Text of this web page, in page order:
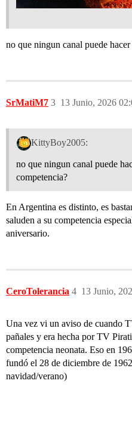
no que ningun canal puede
SrMatiM7 13 Junio, 2026
3
KittyBoy2005:
no que ningun canal puede
competencia?
En Argentina es distinto, es
saluden a su competencia
aniversario.
CeroTolerancia 13 Junio,
4
Una vez vi un aviso de cuando
pañales y era hecha por TV
competencia neonata. Eso en
fundó el 28 de diciembre de
navidad/verano)